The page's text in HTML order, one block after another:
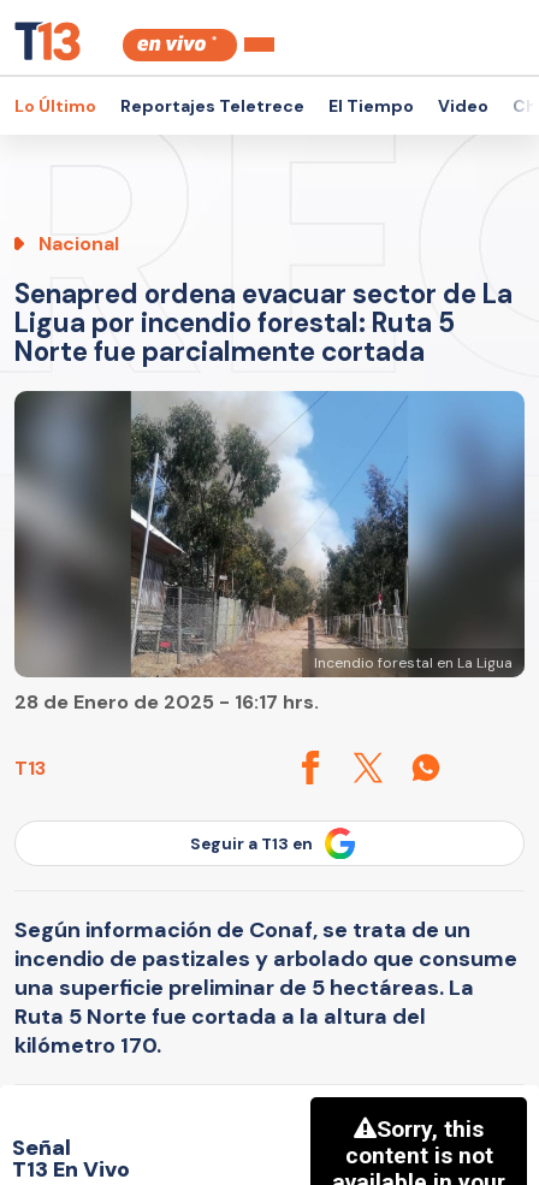
Lo Último Reportajes Teletrece El Tiempo Video
Nacional
Senapred ordena evacuar sector de La
Ligua por incendio forestal: Ruta 5
Norte fue parcialmente cortada
Incendio forestal en La Ligua
T13
28 de Enero de 2025 - 16:17 hrs.
Seguir a T13 en
Según información de Conaf, se trata de un
incendio de pastizales y arbolado que consume
una superficie preliminar de 5 hectáreas. La
Ruta 5 Norte fue cortada a la altura del
kilómetro 170.
Señal
T13 En Vivo